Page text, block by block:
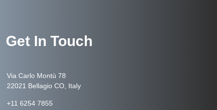
Get In Touch
Via Carlo Montù 78
22021 Bellagio CO, Italy
+11 6254 7855